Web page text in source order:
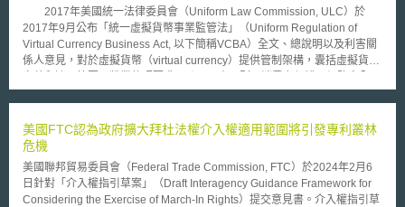
2017年美國統一法律委員會（Uniform Law Commission, ULC）於
2017年9月公布「統一虛擬貨幣事業監管法」（Uniform Regulation of
Virtual Currency Business Act, 以下簡稱VCBA）全文、總說明以及利害關
係人意見，對於虛擬貨幣（virtual currency）提供管制架構，囊括虛擬貨幣
反洗錢和對進行虛擬貨幣商業活動者之監管等重要問題，作為各州相關立法
VCBA作為該州虛擬貨幣管制參考規範之方向討論。
美國FTC認為政府擴大拜杜法權介入權適用範圍將引發專利叢林
危機
美國聯邦貿易委員會（Federal Trade Commission, FTC）於2024年2月6
日針對「介入權指引草案」（Draft Interagency Guidance Framework for
Considering the Exercise of March-In Rights）提交意見書。介入權指引草